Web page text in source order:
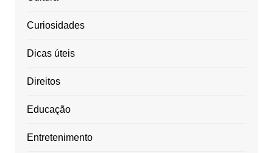
Curiosidades
Dicas úteis
Direitos
Educação
Entretenimento